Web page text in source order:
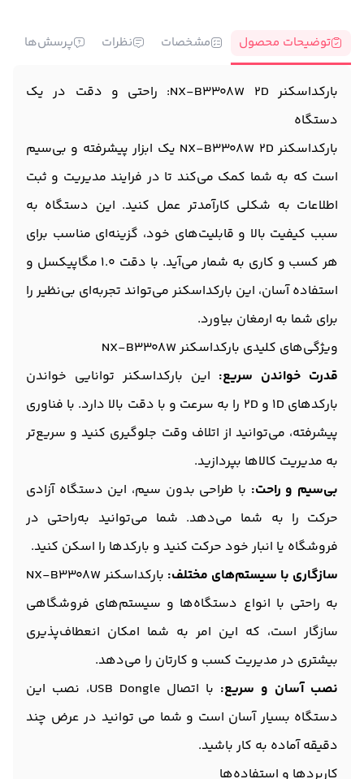
توضیحات محصول مشخصات نظرات پرسش‌ها
بارکداسکنر NX-B3308W 2D: راحتی و دقت در یک
دستگاه
بارکداسکنر NX-B3308W 2D یک ابزار پیشرفته و بی‌سیم
است که به شما کمک می‌کند تا در فرایند مدیریت و ثبت
اطلاعات به شکلی کارآمد‌تر عمل کنید. این دستگاه به
سبب کیفیت بالا و قابلیت‌های خود، گزینه‌ای مناسب برای
هر کسب و کاری به شمار می‌آید. با دقت 1.0 مگاپیکسل و
استفاده آسان، این بارکداسکنر می‌تواند تجربه‌ای بی‌نظیر را
برای شما به ارمغان بیاورد.
ویژگی‌های کلیدی بارکداسکنر NX-B3308W
قدرت خواندن سریع: این بارکداسکنر توانایی خواندن
بارکدهای 1D و 2D را به سرعت و با دقت بالا دارد. با فناوری
پیشرفته، می‌توانید از اتلاف وقت جلوگیری کنید و سریع‌تر
به مدیریت کالاها بپردازید.
بی‌سیم و راحت: با طراحی بدون سیم، این دستگاه آزادی
حرکت را به شما می‌دهد. شما می‌توانید به‌راحتی در
فروشگاه یا انبار خود حرکت کنید و بارکدها را اسکن کنید.
سازگاری با سیستم‌های مختلف:
بارکداسکنر NX-B3308W
به راحتی با انواع دستگاه‌ها و سیستم‌های فروشگاهی
سازگار است، که این امر به شما امکان انعطاف‌پذیری
بیشتری در مدیریت کسب و کارتان را می‌دهد.
نصب آسان و سریع:
با اتصال USB Dongle، نصب این
دستگاه بسیار آسان است و شما می‌ توانید در عرض چند
دقیقه آماده به کار باشید.
کاربردها و استفاده‌ها